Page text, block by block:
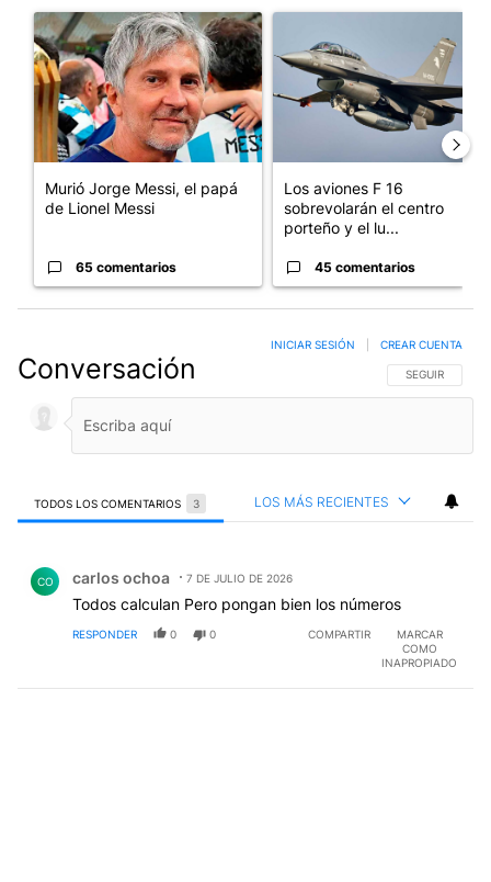
Un artículo de tendencia con el título "Murió Jorge Messi, el
Murió Jorge Messi, el papá
de Lionel Messi
65 comentarios
Los aviones F 16
sobrevolarán el centro
porteño y el lu...
45 comentarios
Conversación SIGA ESTA
SEGUIR
INICIAR SESIÓN CREAR CUENTA
TODOS LOS COMENTARIOS 3 LOS MÁS RECIENTES
CO carlos ochoa 7 DE JULIO DE 2026
Todos calculan Pero pongan bien los números
RESPONDER 0 0 COMPARTIR
MARCAR
COMO
INAPROPIADO